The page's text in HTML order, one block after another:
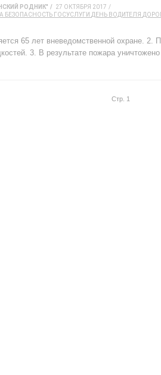
РОДНИК"
27 ОКТЯБРЯ 2017
БЕЗОПАСНОСТЬ ГОСУСЛУГИ ДЕНЬ ВОДИТЕЛЯ
65 лет вневедомственной охране. 2.
3. В результате пожара
Стр. 1